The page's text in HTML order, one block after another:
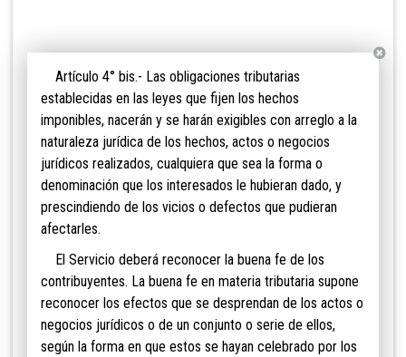
Artículo 4° bis.- Las obligaciones tributarias
establecidas en las leyes que fijen los hechos
imponibles, nacerán y se harán exigibles con arreglo a la
naturaleza jurídica de los hechos, actos o negocios
jurídicos realizados, cualquiera que sea la forma o
denominación que los interesados le hubieran dado, y
prescindiendo de los vicios o defectos que pudieran
afectarles.
El Servicio deberá reconocer la buena fe de los
contribuyentes. La buena fe en materia tributaria supone
reconocer los efectos que se desprendan de los actos o
negocios jurídicos o de un conjunto o serie de ellos,
según la forma en que estos se hayan celebrado por los